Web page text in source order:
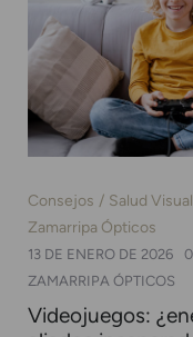
Consejos Salud Visual
Zamarripa Ópticos
13 DE ENERO DE 2026
ZAMARRIPA ÓPTICOS
Videojuegos: